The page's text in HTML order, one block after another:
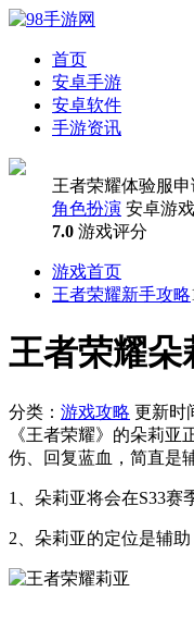
首页
安卓手游
安卓软件
手游资讯
王者荣耀体验服申
角色扮演 安卓游戏
7.0 游戏评分
游戏首页
王者荣耀新手攻略
王者荣耀朵
分类： 游戏攻略 更新时
《王者荣耀》的朵莉
伤、回复蓝血，简直是
1、朵莉亚将会在S33赛
2、朵莉亚的定位是辅